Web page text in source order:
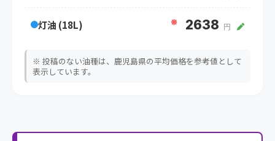
灯油 (18L) ※ 2638 円
※ 投稿のない油種は、鹿児島県の平均価格を参考値として
表示しています。